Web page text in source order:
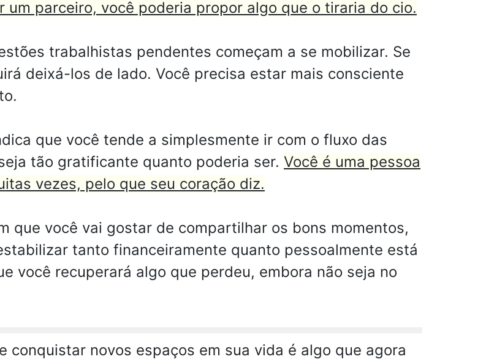
um parceiro, você poderia propor algo que o tiraria do cio.
trabalhistas pendentes começam a se mobilizar. Se
deixá-los de lado. Você precisa estar mais consciente
que você tende a simplesmente ir com o fluxo das
tão gratificante quanto poderia ser. Você é uma pessoa
vezes, pelo que seu coração diz.
que você vai gostar de compartilhar os bons momentos,
tanto financeiramente quanto pessoalmente está
você recuperará algo que perdeu, embora não seja no
conquistar novos espaços em sua vida é algo que agora